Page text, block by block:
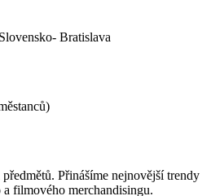
Bratislava
Přinášíme nejnovější trendy
filmového merchandisingu.